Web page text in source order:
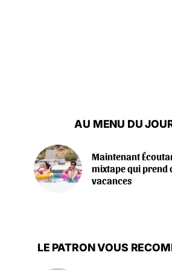
AU MENU DU
Maintenant
mixtape qui prend
vacances
LE PATRON VOUS